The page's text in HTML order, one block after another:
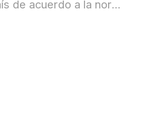
Abreviaciones de país de acuerdo a la norma ISO-3166 alfa-2